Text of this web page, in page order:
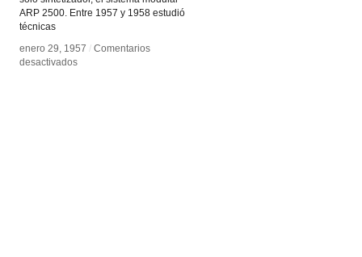
ARP 2500. Entre 1957 y 1958 estudió
técnicas
enero 29, 1957 / Comentarios
desactivadosen
enero 29, 1957 / Comentarios
desactivadosen